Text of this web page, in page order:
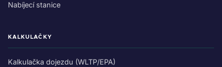
Nabíjecí stanice
KALKULAČKY
Kalkulačka dojezdu (WLTP/EPA)